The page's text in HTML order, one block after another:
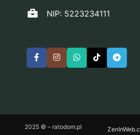
NIP: 5223234111
2025 © – ratodom.pl